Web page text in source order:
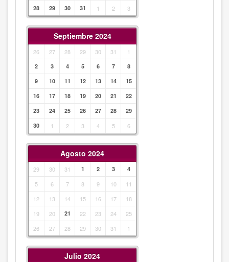
28
29 30 31 1 2 3
Septiembre 2024
26 27 28 29 30 31 1
2 3 4 5 6 7
8
9
10 11 12 13 14
15
16
17 18 19 20 21
22
23
24 25 26 27 28
29
30
1 2 3 4 5 6
Agosto 2024
29 30 31 1 2 3 4
5 6 7 8 9 10
11
12
13 14 15 16 17
18
19
20 21 22 23 24
25
26
27 28 29 30 31 1
Julio 2024